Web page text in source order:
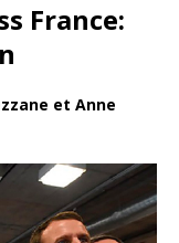
France:
et Anne